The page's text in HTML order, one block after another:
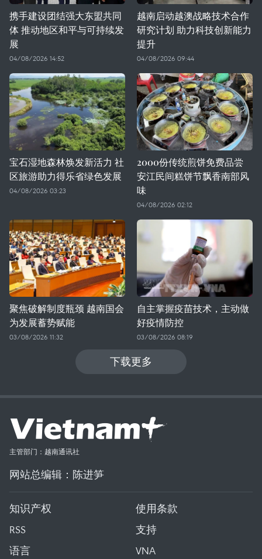
携手建设团结强大东盟共同
体 推动地区和平与可持续发
展
04/08/2026 14:52
越南启动越澳战略技术合作
研究计划 助力科技创新能力
提升
04/08/2026 09:44
宝石湿地森林焕发新活力 社
区旅游助力得乐省绿色发展
04/08/2026 03:23
2000份传统煎饼免费品尝
安江民间糕饼节飘香南部风
味
04/08/2026 02:12
聚焦破解制度瓶颈 越南国会
为发展蓄势赋能
03/08/2026 11:32
自主掌握疫苗技术，主动做
好疫情防控
03/08/2026 08:19
下载更多
主管部门：越南通讯社
网站总编辑：陈进笋
知识产权
使用条款
RSS
支持
语言
VNA